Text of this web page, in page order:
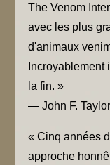
The Venom
avec les plus
d'animaux
Incroyablement
la fin. »
— John F.
« Cinq années
approche